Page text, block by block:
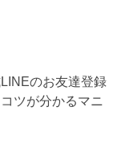
のお友達登録
ツが分かるマニ